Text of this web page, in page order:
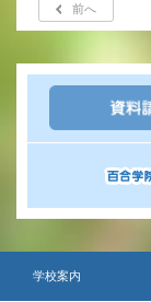
前へ
学校案内